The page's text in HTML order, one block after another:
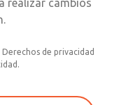
realizar cambios
de privacidad